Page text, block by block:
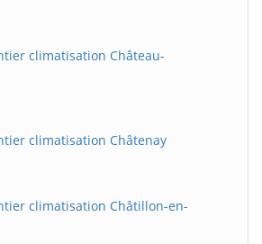
climatisation Château-
climatisation Châtenay
climatisation Châtillon-en-